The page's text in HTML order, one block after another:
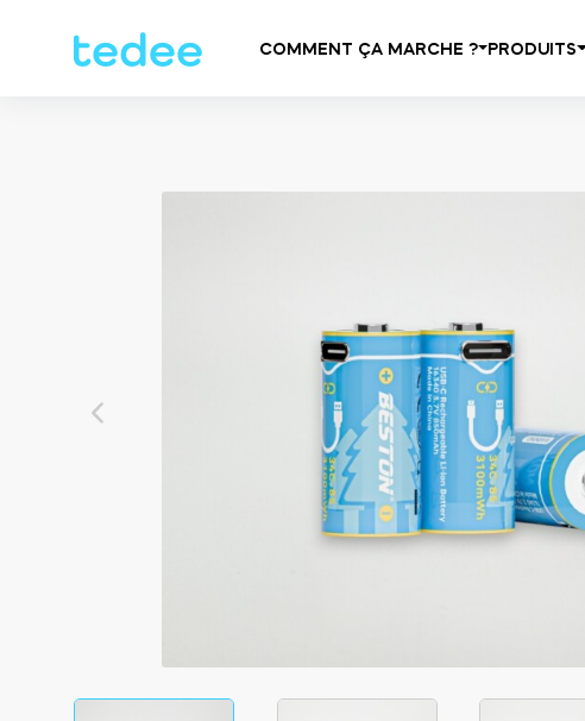
COMMENT ÇA MARCHE ? PRODUITS